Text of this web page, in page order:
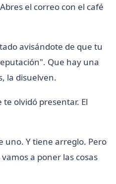
el correo con el café
avisándote de que tu
Que hay una
la disuelven.
te olvidó presentar. El
uno. Y tiene arreglo. Pero
a poner las cosas